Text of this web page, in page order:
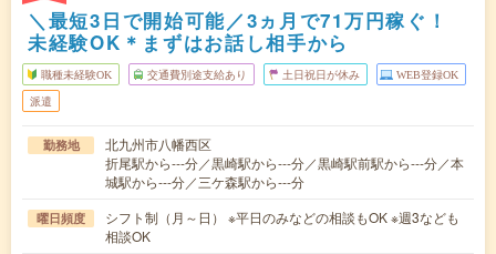
＼最短3日で開始可能／3ヵ月で71万円稼ぐ！
未経験OK＊まずはお話し相手から
職種未経験OK 交通費別途支給あり 土日祝日が休み WEB登録OK
派遣
勤務地
北九州市八幡西区
折尾駅から---分／黒崎駅から---分／黒崎駅前駅から---分／本
城駅から---分／三ケ森駅から---分
曜日頻度
シフト制（月～日） ※平日のみなどの相談もOK ※週3なども
相談OK